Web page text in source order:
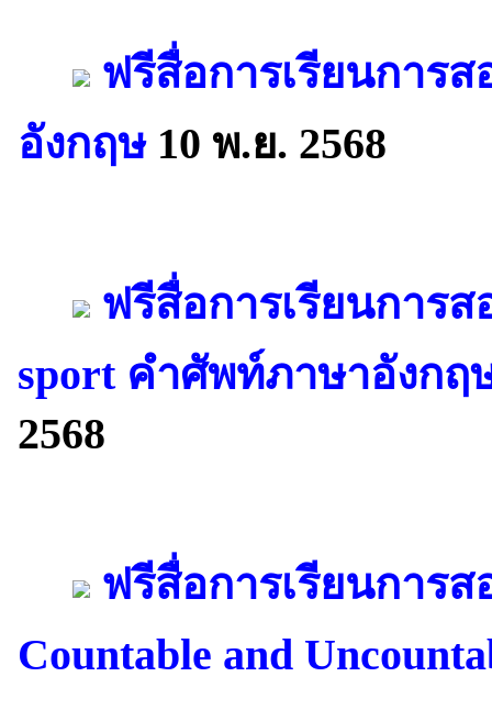
ฟรีสื่อการเรียนการ
อังกฤษ10 พ.ย. 2568
ฟรีสื่อการเรียนการ
sport คำศัพท์ภาษาอังก
2568
ฟรีสื่อการเรียนการ
Countable and